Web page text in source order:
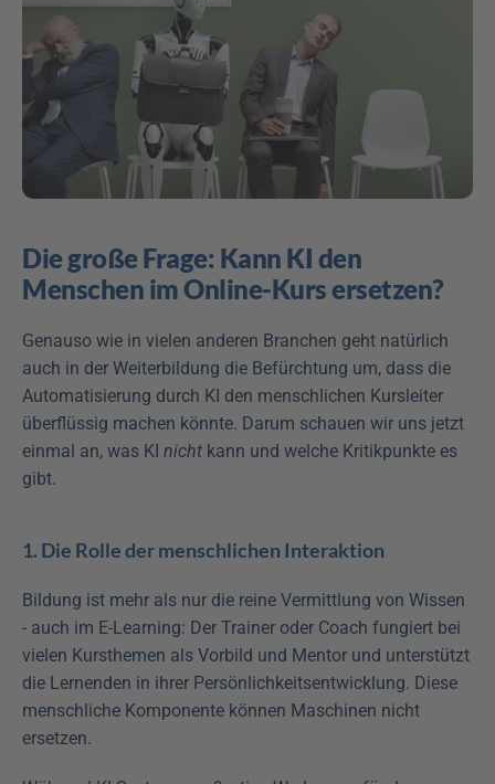
Die große Frage: Kann KI den
Menschen im Online-Kurs ersetzen?
Genauso wie in vielen anderen Branchen geht natürlich
auch in der Weiterbildung die Befürchtung um, dass die
Automatisierung durch KI den menschlichen Kursleiter
überflüssig machen könnte. Darum schauen wir uns jetzt
einmal an, was KI nicht kann und welche Kritikpunkte es
gibt.
1. Die Rolle der menschlichen Interaktion
Bildung ist mehr als nur die reine Vermittlung von Wissen
- auch im E-Learning: Der Trainer oder Coach fungiert bei
vielen Kursthemen als Vorbild und Mentor und unterstützt
die Lernenden in ihrer Persönlichkeitsentwicklung. Diese
menschliche Komponente können Maschinen nicht
ersetzen.